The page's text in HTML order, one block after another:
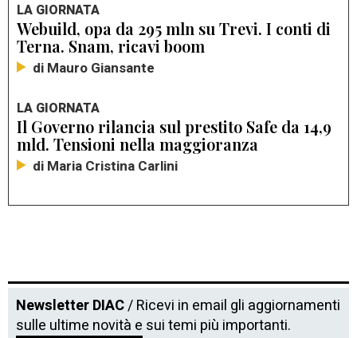
LA GIORNATA
Webuild, opa da 295 mln su Trevi. I conti di
Terna. Snam, ricavi boom
di Mauro Giansante
LA GIORNATA
Il Governo rilancia sul prestito Safe da 14,9
mld. Tensioni nella maggioranza
di Maria Cristina Carlini
Newsletter DIAC/ Ricevi in email gli aggiornamenti
sulle ultime novità e sui temi più importanti.